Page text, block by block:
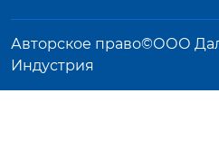
Авторское право©ООО
Индустрия